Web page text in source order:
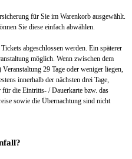
für Sie im Warenkorb ausgewählt.
Sie diese einfach abwählen.
abgeschlossen werden. Ein späterer
möglich. Wenn zwischen dem
29 Tage oder weniger liegen,
innerhalb der nächsten drei Tage,
die Eintritts- / Dauerkarte bzw. das
sowie die Übernachtung sind nicht